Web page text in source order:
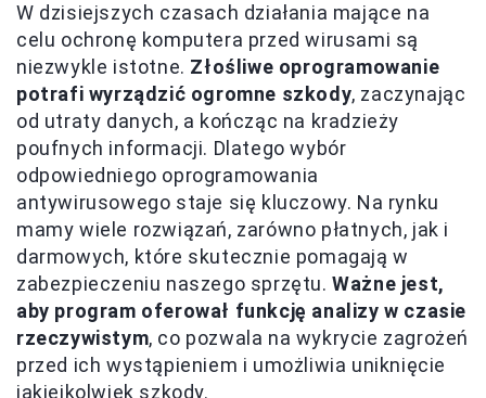
W dzisiejszych czasach działania mające na
celu ochronę komputera przed wirusami są
niezwykle istotne. Złośliwe oprogramowanie
potrafi wyrządzić ogromne szkody, zaczynając
od utraty danych, a kończąc na kradzieży
poufnych informacji. Dlatego wybór
odpowiedniego oprogramowania
antywirusowego staje się kluczowy. Na rynku
mamy wiele rozwiązań, zarówno płatnych, jak i
darmowych, które skutecznie pomagają w
zabezpieczeniu naszego sprzętu.Ważne jest,
aby program oferował funkcję analizy w czasie
rzeczywistym, co pozwala na wykrycie zagrożeń
przed ich wystąpieniem i umożliwia uniknięcie
jakiejkolwiek szkody.